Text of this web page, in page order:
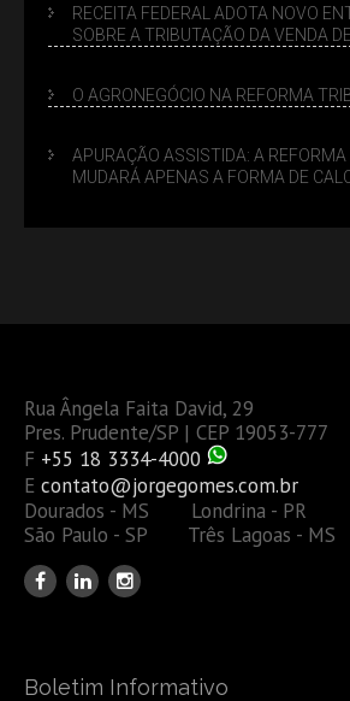
RECEITA FEDERAL ADOTA NOVO
SOBRE A TRIBUTAÇÃO DA VENDA
O AGRONEGÓCIO NA REFORMA
APURAÇÃO ASSISTIDA: A REFORMA
MUDARÁ APENAS A FORMA DE
Rua Ângela Faita David, 29
Pres. Prudente/SP | CEP 19053-777
F +55 18 3334-4000
E contato@jorgegomes.com.br
Dourados - MS Londrina - PR
São Paulo - SP Três Lagoas - MS
Boletim Informativo